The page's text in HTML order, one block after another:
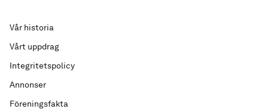
Vår historia
Vårt uppdrag
Integritetspolicy
Annonser
Föreningsfakta